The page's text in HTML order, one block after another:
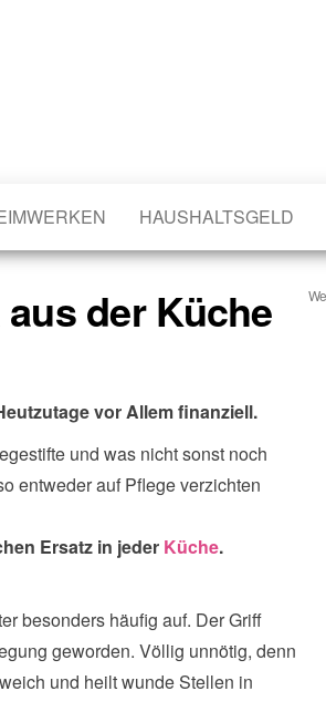
HAUSHALTSGELD
der Küche
vor Allem finanziell.
und was nicht sonst noch
entweder auf Pflege verzichten
Ersatz in jeder Küche.
besonders häufig auf. Der Griff
geworden. Völlig unnötig, denn
und heilt wunde Stellen in